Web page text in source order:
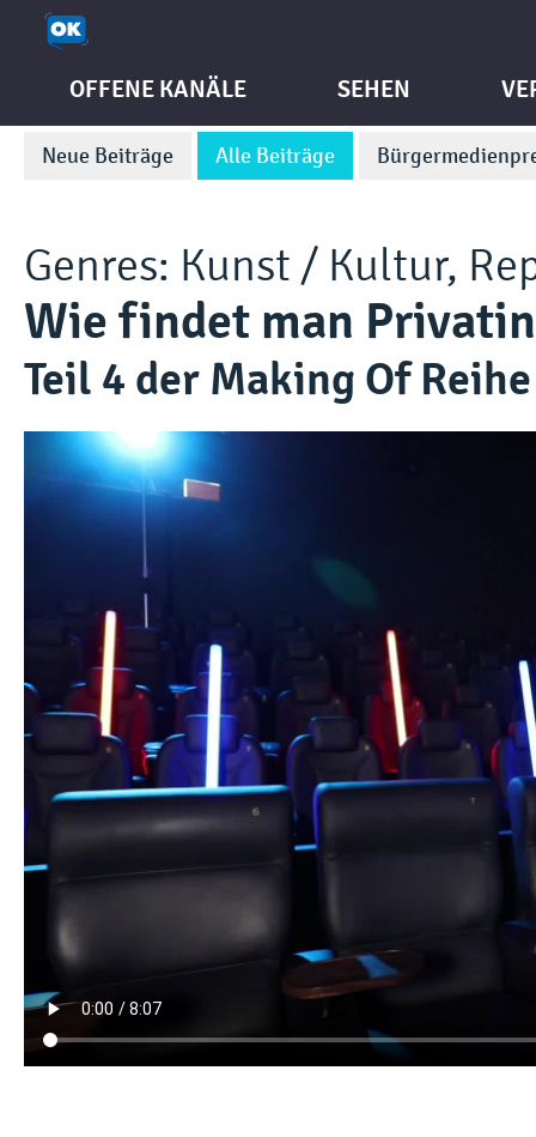
OFFENE KANÄLE SEHEN
Neue Beiträge Alle Beiträge
Genres: Kunst / Kultur,
Wie findet man
Teil 4 der Making Of